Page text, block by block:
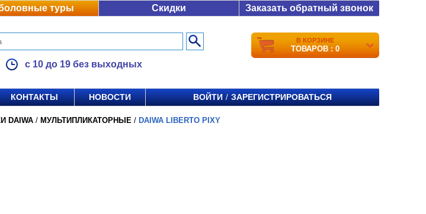
туры Скидки Заказать обратный звонок
с 10 до 19 без выходных
В КОРЗИНЕ
ТОВАРОВ : 0
КОНТАКТЫ НОВОСТИ ВОЙТИ / ЗАРЕГИСТРИРОВАТЬСЯ
DAIWA / МУЛЬТИПЛИКАТОРНЫЕ / DAIWA LIBERTO PIXY